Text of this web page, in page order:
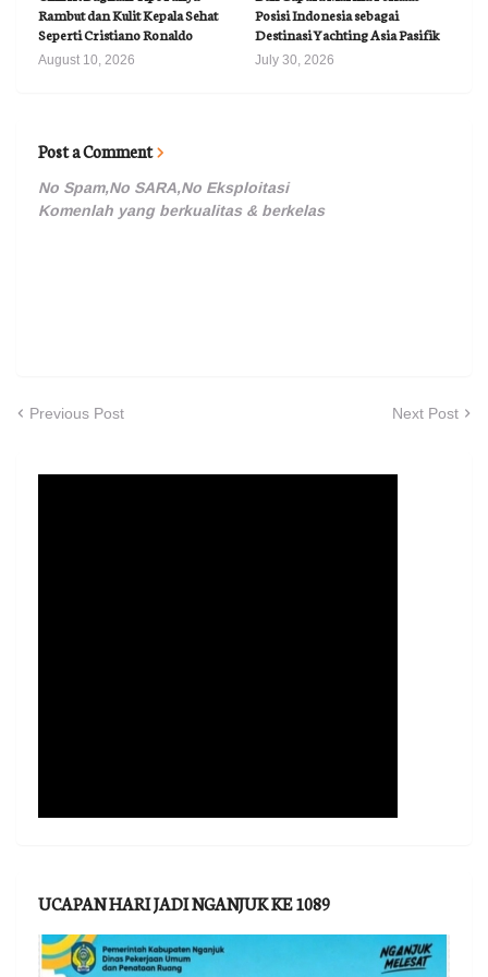
Rambut dan Kulit Kepala Sehat
Seperti Cristiano Ronaldo
August 10, 2026
Posisi Indonesia sebagai
Destinasi Yachting Asia Pasifik
July 30, 2026
Post a Comment
No Spam,No SARA,No Eksploitasi
Komenlah yang berkualitas & berkelas
Previous Post Next Post
UCAPAN HARI JADI NGANJUK KE 1089